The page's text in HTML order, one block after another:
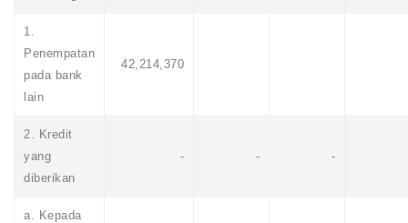
1.
Penempatan
pada bank
lain
42,214,370
2. Kredit
yang
diberikan
- - -
a. Kepada